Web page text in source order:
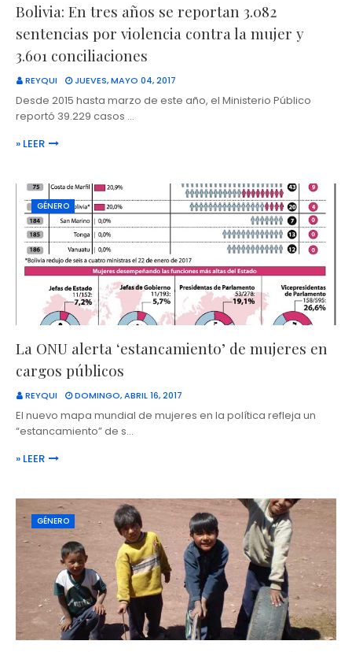
Bolivia: En tres años se reportan 3.082
sentencias por violencia contra la mujer y
3.601 conciliaciones
REYQUI JUEVES, MAYO 04, 2017
Desde 2015 hasta marzo de este año, el Ministerio Público
reportó 39.229 casos …
» LEER
GÉNERO
La ONU alerta ‘estancamiento’ de mujeres en
cargos públicos
REYQUI DOMINGO, ABRIL 16, 2017
El nuevo mapa mundial de mujeres en la política refleja un
“estancamiento” de s…
» LEER
GÉNERO